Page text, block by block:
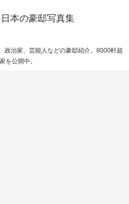
本の豪邸写真集
政治家、芸能人などの豪邸紹介。8000軒超
を公開中。